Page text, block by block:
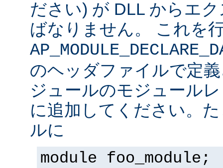
ださい) が DLL からエ
ばなりません。 これを
のヘッダファイルで定
ジュールのモジュール
に追加してください。
ルに
module foo_module;